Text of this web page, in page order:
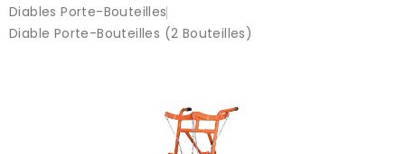
Diables Porte-Bouteilles
Diable Porte-Bouteilles (2 Bouteilles)